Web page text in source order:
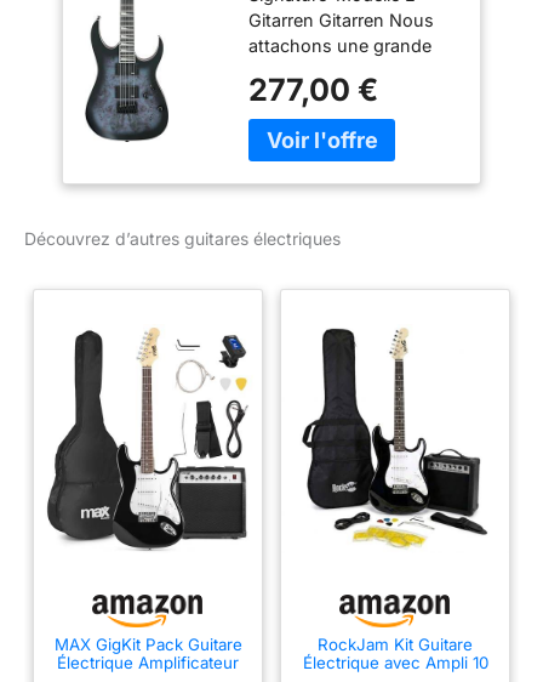
Électrique
Gitarren Gitarren Nous
attachons une grande
combinaison équilibrée
de finitions soignées et
de matériaux
priorité absolue et se
277,00 €
Découvrez d’autres guitares électriques
MAX GigKit Pack Guitare
Électrique Amplificateur
RockJam Kit Guitare
Électrique avec Ampli 10